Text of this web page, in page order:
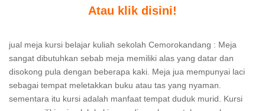
Atau klik disini!
jual meja kursi belajar kuliah sekolah Cemorokandang : Meja
sangat dibutuhkan sebab meja memiliki alas yang datar dan
disokong pula dengan beberapa kaki. Meja jua mempunyai laci
sebagai tempat meletakkan buku atau tas yang nyaman.
sementara itu kursi adalah manfaat tempat duduk murid. Kursi